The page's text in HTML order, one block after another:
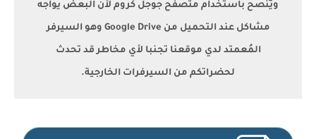
ويٌنصح باستخدام متصفح جوجل كروم لأن البعض يواجه
مشاكل عند التحميل من Google Drive وهو السيرفر
المُعمتد لدي موقعنا تجنبا لأي مخاطر قد تحدث
لحضراتكم من السيرفرات الخارجية.